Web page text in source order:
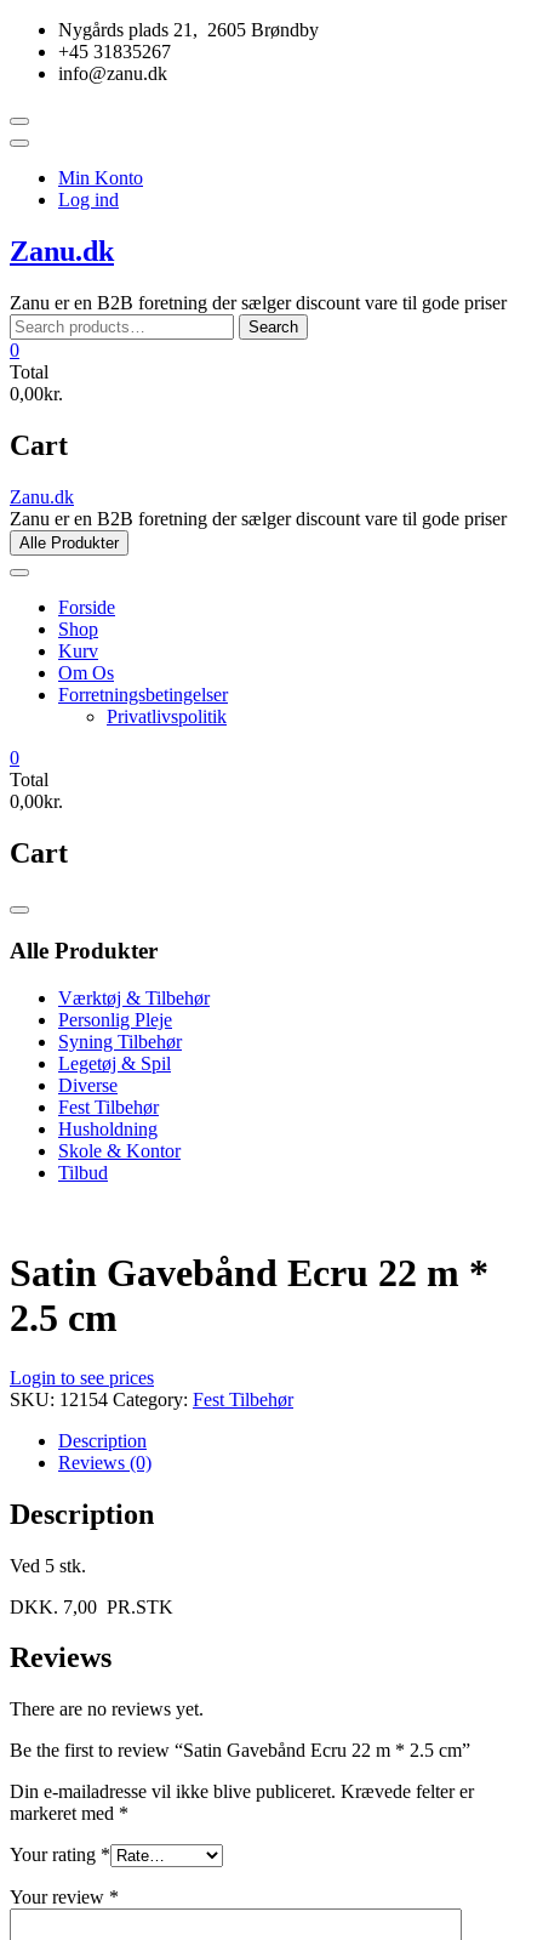
Skip
content
Nygårds plads 21, 2605 Brøndby
+45 31835267
info@zanu.dk
Topbar
Menu
Min Konto
Log ind
Zanu.dk
Zanu er en B2B foretning der sælger discount vare til gode priser
Search
for:
Search
0
Total
0,00kr.
Cart
Zanu.dk
Zanu er en B2B foretning der sælger discount vare til gode priser
Alle Produkter
Forside
Shop
Kurv
Om Os
Forretningsbetingelser
Privatlivspolitik
0
Total
0,00kr.
Cart
Catalog
Alle Produkter
Værktøj & Tilbehør
Personlig Pleje
Syning Tilbehør
Legetøj & Spil
Diverse
Fest Tilbehør
Husholdning
Skole & Kontor
Tilbud
Satin Gavebånd Ecru 22 m *
2.5 cm
Login to see prices
SKU: 12154 Category: Fest Tilbehør
Description
Reviews (0)
Description
Ved 5 stk.
DKK. 7,00 PR.STK
Reviews
There are no reviews yet.
Be the first to review “Satin Gavebånd Ecru 22 m * 2.5 cm”
Din e-mailadresse vil ikke blive publiceret. Krævede felter er
markeret med *
Your rating *
Your review *